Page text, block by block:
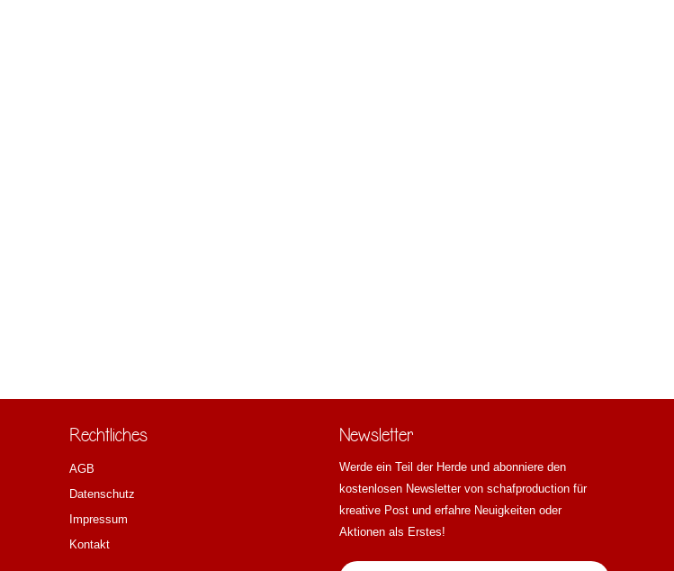
Rechtliches
AGB
Datenschutz
Impressum
Kontakt
Newsletter
Werde ein Teil der Herde und abonniere den
kostenlosen Newsletter von schafproduction für
kreative Post und erfahre Neuigkeiten oder
Aktionen als Erstes!